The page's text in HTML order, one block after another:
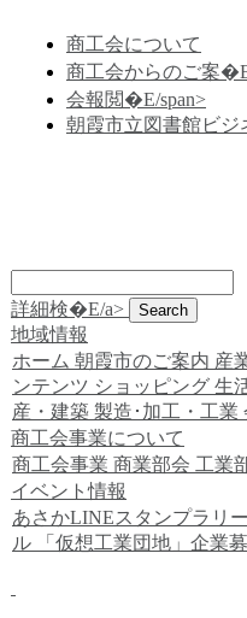
商工会について
商工会からのご案
会報閲�E/span>
朝霞市立図書館ビジ
詳細検�E/a>
地域情報
ホーム 朝霞市のご案内 産
ンテンツ ショッピング 生
産・建築 製造･加工・工業
商工会事業について
商工会事業 商業部会 工業
イベント情報
あさかLINEスタンプラリ
ル
「仮想工業団地」企業